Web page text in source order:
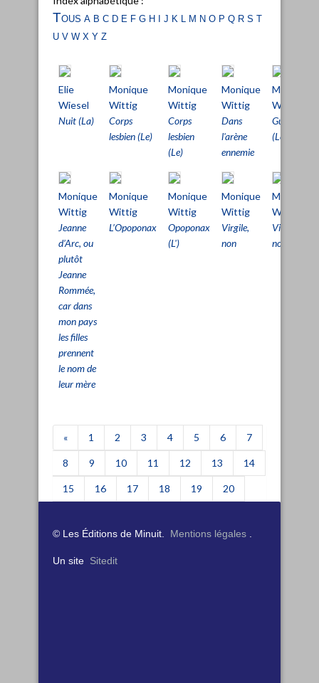
Tous a b c d e fg h i j k l m no p q rs t
uvwx yz
Elie
Wiesel
Nuit (La)
Monique
Wittig
Corps
lesbien (Le)
Monique
Wittig
Corps
lesbien
(Le)
Monique
Wittig
Dans
l'arène
ennemie
Monique
Wittig
Guérillères
(Les)
Monique
Wittig
Jeanne
d’Arc, ou
plutôt
Jeanne
Rommée,
car dans
mon pays
les filles
prennent
le nom de
leur mère
Monique
Wittig
L’Opoponax
Monique
Wittig
Opoponax
(L')
Monique
Wittig
Virgile,
non
Monique
Wittig
Virgile,
non
« 1 2 3 4 5 6 7
8 9 10 11 12 13 14
15 16 17 18 19 20
© Les Éditions de Minuit. Mentions légales
Un site Sitedit